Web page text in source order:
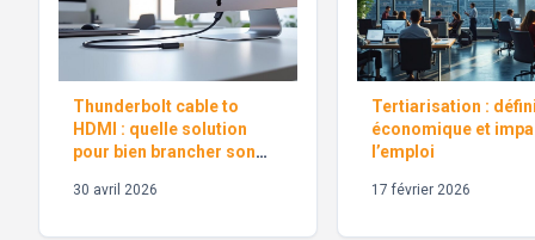
Thunderbolt cable to
HDMI : quelle solution
pour bien brancher son
30 avril 2026
Tertiarisation :
économique et
l’emploi
17 février 2026